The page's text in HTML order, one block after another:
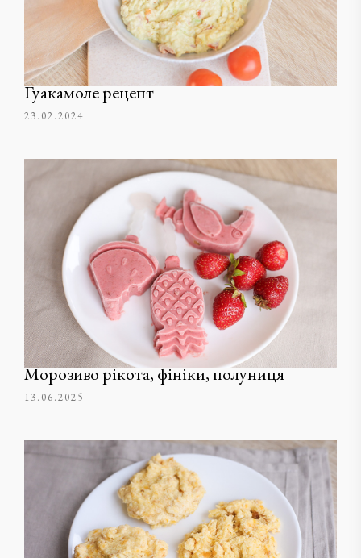
Гуакамоле рецепт
23.02.2024
Морозиво рікота, фініки, полуниця
13.06.2025